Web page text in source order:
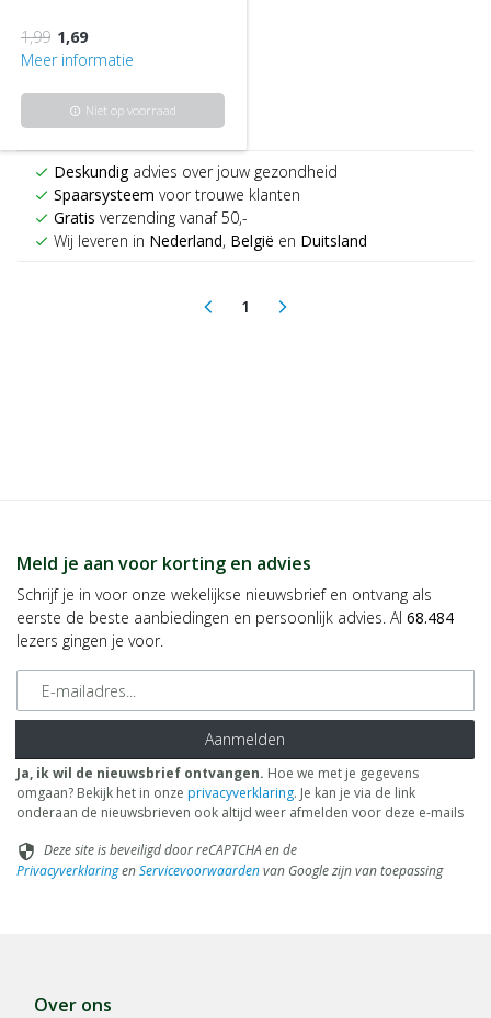
1,99 1,69
Meer informatie
info Niet op voorraad
check Deskundigadvies over jouw gezondheid
check Spaarsysteem voor trouwe klanten
check Gratis verzending vanaf 50,-
check Wij leveren in Nederland, België en Duitsland
arrow_back_ios 1(current)
arrow_forward_ios
Meld je aan voor korting en advies
Schrijf je in voor onze wekelijkse nieuwsbrief en ontvang als
eerste de beste aanbiedingen en persoonlijk advies. Al 68.484
lezers gingen je voor.
E-mailadres
Aanmelden
Ja, ik wil de nieuwsbrief ontvangen. Hoe we met je gegevens
omgaan? Bekijk het in onze privacyverklaring. Je kan je via de link
onderaan de nieuwsbrieven ook altijd weer afmelden voor deze e-mails
security Deze site is beveiligd door reCAPTCHA en de
PrivacyverklaringenServicevoorwaardenvan Google zijn van toepassing
Over ons